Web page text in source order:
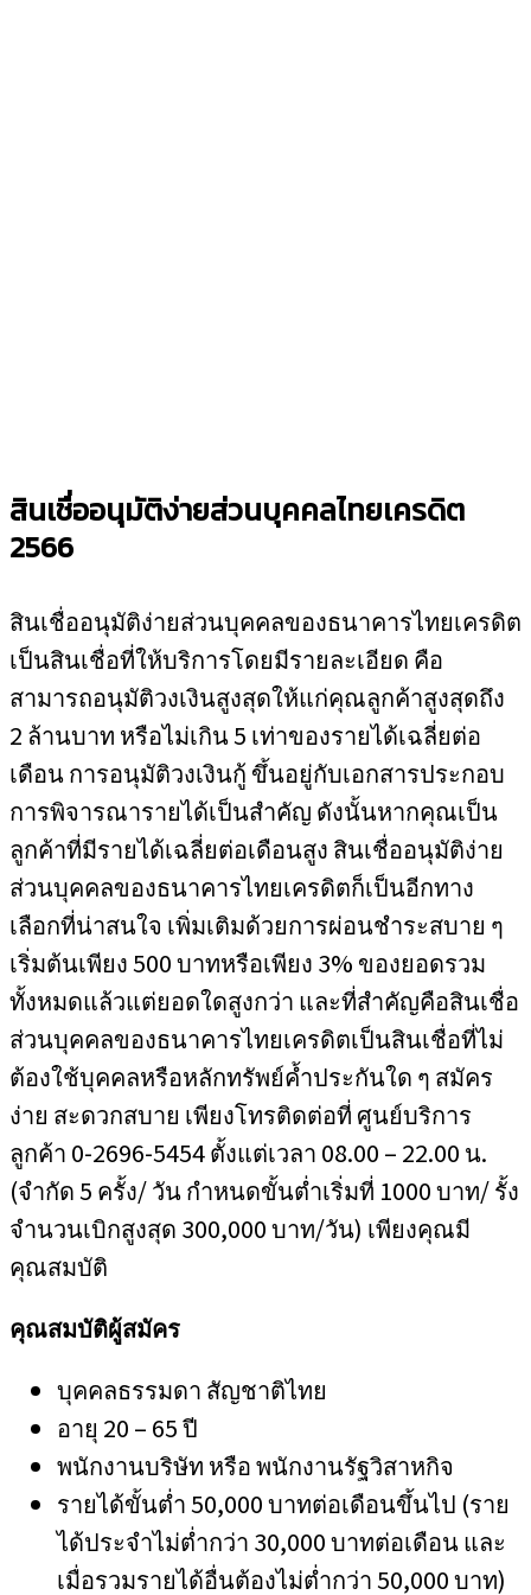
สินเชื่ออนุมัติง่ายส่วนบุคคลไทยเครดิต
2566
สินเชื่ออนุมัติง่ายส่วนบุคคลของธนาคารไทยเครดิต
เป็นสินเชื่อที่ให้บริการโดยมีรายละเอียด คือ
สามารถอนุมัติวงเงินสูงสุดให้แก่คุณลูกค้าสูงสุดถึง
2 ล้านบาท หรือไม่เกิน 5 เท่าของรายได้เฉลี่ยต่อ
เดือน การอนุมัติวงเงินกู้ ขึ้นอยู่กับเอกสารประกอบ
การพิจารณารายได้เป็นสำคัญ ดังนั้นหากคุณเป็น
ลูกค้าที่มีรายได้เฉลี่ยต่อเดือนสูง สินเชื่ออนุมัติง่าย
ส่วนบุคคลของธนาคารไทยเครดิตก็เป็นอีกทาง
เลือกที่น่าสนใจ เพิ่มเติมด้วยการผ่อนชำระสบาย ๆ
เริ่มต้นเพียง 500 บาทหรือเพียง 3% ของยอดรวม
ทั้งหมดแล้วแต่ยอดใดสูงกว่า และที่สำคัญคือสินเชื่อ
ส่วนบุคคลของธนาคารไทยเครดิตเป็นสินเชื่อที่ไม่
ต้องใช้บุคคลหรือหลักทรัพย์ค้ำประกันใด ๆ สมัคร
ง่าย สะดวกสบาย เพียงโทรติดต่อที่ ศูนย์บริการ
ลูกค้า 0-2696-5454 ตั้งแต่เวลา 08.00 – 22.00 น.
(จำกัด 5 ครั้ง/ วัน กำหนดขั้นต่ำเริ่มที่ 1000 บาท/ รั้ง
จำนวนเบิกสูงสุด 300,000 บาท/วัน) เพียงคุณมี
คุณสมบัติ
คุณสมบัติผู้สมัคร
บุคคลธรรมดา สัญชาติไทย
อายุ 20 – 65 ปี
พนักงานบริษัท หรือ พนักงานรัฐวิสาหกิจ
รายได้ขั้นต่ำ 50,000 บาทต่อเดือนขึ้นไป (ราย
ได้ประจำไม่ต่ำกว่า 30,000 บาทต่อเดือน และ
เมื่อรวมรายได้อื่นต้องไม่ต่ำกว่า 50,000 บาท)